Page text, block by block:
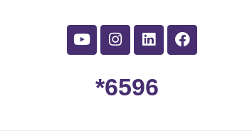
6596*